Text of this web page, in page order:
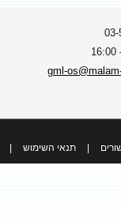
gml-
תנאי השימוש